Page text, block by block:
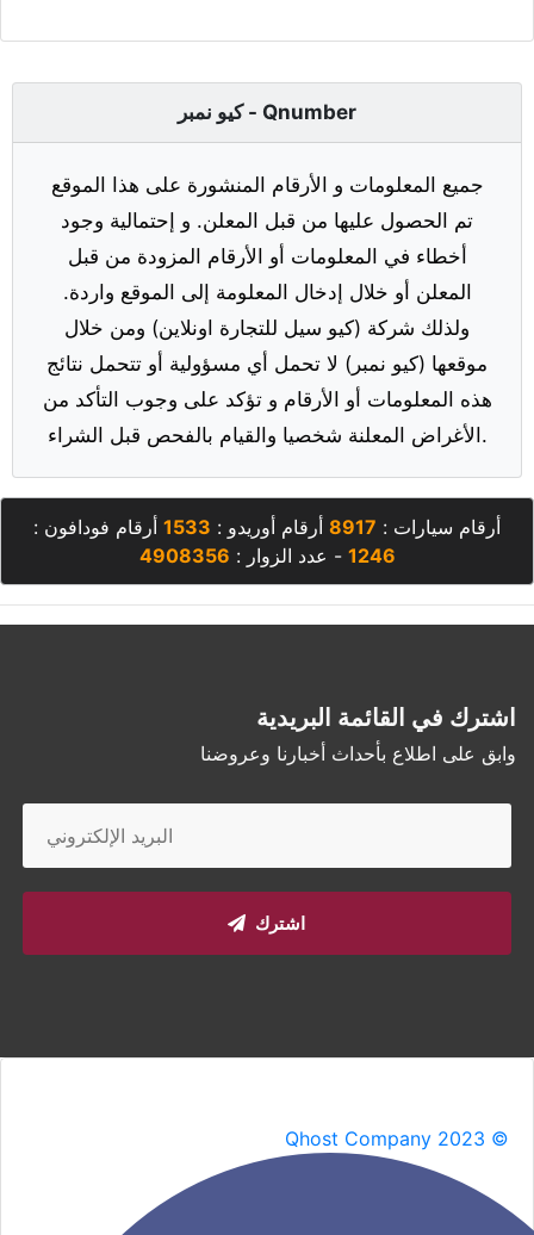
كيو نمبر - Qnumber
جميع المعلومات و الأرقام المنشورة على هذا الموقع
تم الحصول عليها من قبل المعلن. و إحتمالية وجود
أخطاء في المعلومات أو الأرقام المزودة من قبل
المعلن أو خلال إدخال المعلومة إلى الموقع واردة.
ولذلك شركة (كيو سيل للتجارة اونلاين) ومن خلال
موقعها (كيو نمبر) لا تحمل أي مسؤولية أو تتحمل نتائج
هذه المعلومات أو الأرقام و تؤكد على وجوب التأكد من
الأغراض المعلنة شخصيا والقيام بالفحص قبل الشراء.
أرقام سيارات : 8917 أرقام أوريدو : 1533 أرقام فودافون :
1246 - عدد الزوار : 4908356
اشترك في القائمة البريدية
وابق على اطلاع بأحداث أخبارنا وعروضنا
اشترك
Qhost Company 2023 ©